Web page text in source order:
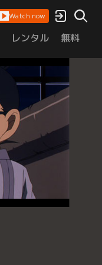
Watch now
レンタル 無料